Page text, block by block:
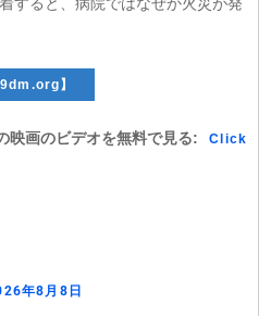
】
映画のビデオを無料で見る:
Click
年8月8日